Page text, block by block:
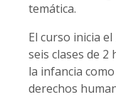
temática.
El curso inicia
seis clases de
la infancia
derechos